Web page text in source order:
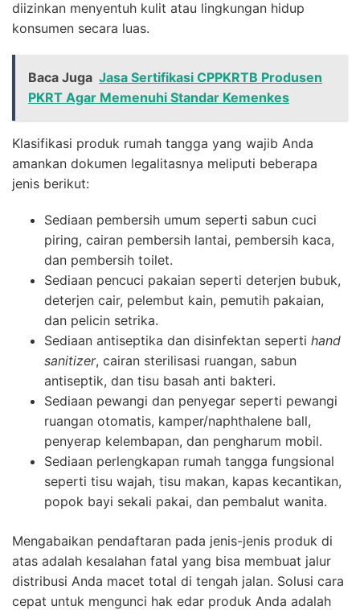
diizinkan menyentuh kulit atau lingkungan hidup
konsumen secara luas.
Baca Juga Jasa Sertifikasi CPPKRTB Produsen
PKRT Agar Memenuhi Standar Kemenkes
Klasifikasi produk rumah tangga yang wajib Anda
amankan dokumen legalitasnya meliputi beberapa
jenis berikut:
Sediaan pembersih umum seperti sabun cuci
piring, cairan pembersih lantai, pembersih kaca,
dan pembersih toilet.
Sediaan pencuci pakaian seperti deterjen bubuk,
deterjen cair, pelembut kain, pemutih pakaian,
dan pelicin setrika.
Sediaan antiseptika dan disinfektan seperti hand
sanitizer, cairan sterilisasi ruangan, sabun
antiseptik, dan tisu basah anti bakteri.
Sediaan pewangi dan penyegar seperti pewangi
ruangan otomatis, kamper/naphthalene ball,
penyerap kelembapan, dan pengharum mobil.
Sediaan perlengkapan rumah tangga fungsional
seperti tisu wajah, tisu makan, kapas kecantikan,
popok bayi sekali pakai, dan pembalut wanita.
Mengabaikan pendaftaran pada jenis-jenis produk di
atas adalah kesalahan fatal yang bisa membuat jalur
distribusi Anda macet total di tengah jalan. Solusi cara
cepat untuk mengunci hak edar produk Anda adalah